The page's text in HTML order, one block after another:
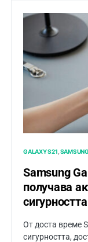
GALAXY S21 SAMSUNG
Samsung
получава
От доста време
сигурността,